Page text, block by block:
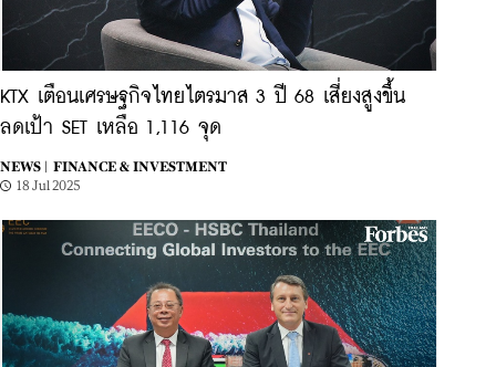
KTX เตือนเศรษฐกิจไทยไตรมาส 3 ปี 68 เสี่ยงสูงขึ้น
ลดเป้า SET เหลือ 1,116 จุด
NEWS |
FINANCE & INVESTMENT
18 Jul 2025